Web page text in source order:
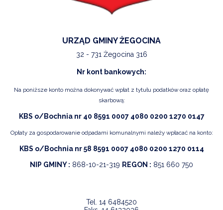
URZĄD GMINY ŻEGOCINA
32 - 731 Żegocina 316
Nr kont bankowych:
Na poniższe konto można dokonywać wpłat z tytułu podatków oraz opłatę
skarbową:
KBS o/Bochnia nr 40 8591 0007 4080 0200 1270 0147
Opłaty za gospodarowanie odpadami komunalnymi należy wpłacać na konto:
KBS o/Bochnia nr 58 8591 0007 4080 0200 1270 0114
NIP GMINY : 868-10-21-319 REGON : 851 660 750
Tel. 14 6484520